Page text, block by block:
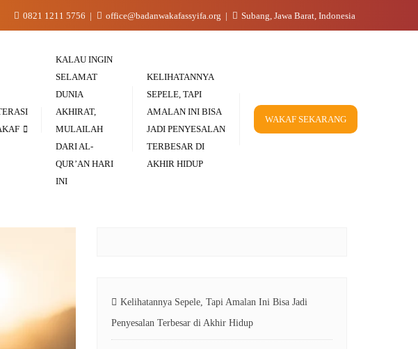
0821 1211 5756 office@badanwakafassyifa.org Subang, Jawa Barat, Indonesia
KALAU INGIN
SELAMAT
DUNIA
AKHIRAT,
MULAILAH
DARI AL-
QUR’AN HARI
INI
KELIHATANNYA
SEPELE, TAPI
AMALAN INI BISA
JADI PENYESALAN
TERBESAR DI
AKHIR HIDUP
WAKAF SEKARANG
Kelihatannya Sepele, Tapi Amalan Ini Bisa Jadi
Penyesalan Terbesar di Akhir Hidup